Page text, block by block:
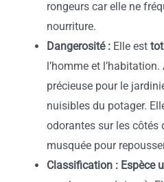
rongeurs car elle ne
nourriture.
Dangerosité : Elle est
l’homme et
précieuse pour le
nuisibles du potager.
odorantes sur les côtés
musquée pour
Classification : Espèce